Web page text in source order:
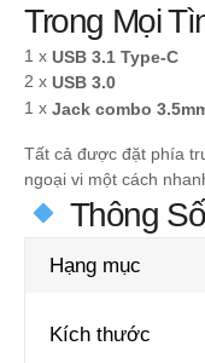
Trong Mọi
1 x USB 3.1 Type-C
2 x USB 3.0
1 x Jack combo
Tất cả được đặt phía
ngoại vi một cách
Thông
Hạng mục
Kích thước